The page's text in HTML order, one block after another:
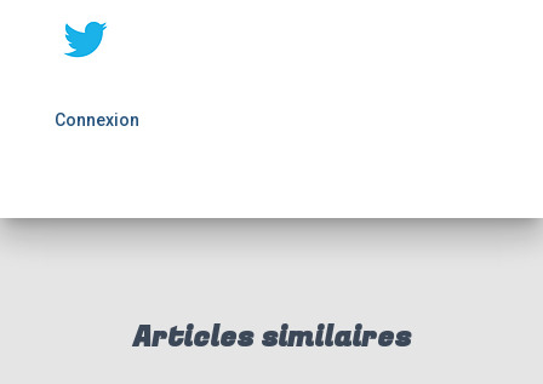
Connexion
Articles similaires